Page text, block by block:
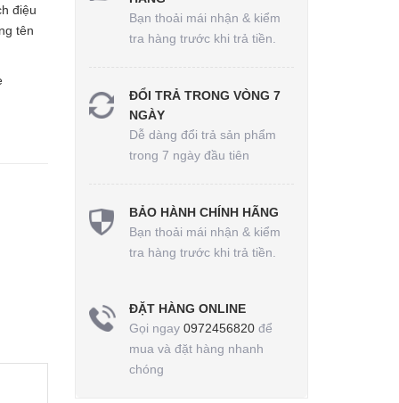
điệu
tên
Bạn thoải mái nhận & kiểm
tra hàng trước khi trả tiền.
ĐỔI TRẢ TRONG VÒNG 7
NGÀY
Dễ dàng đổi trả sản phẩm
trong 7 ngày đầu tiên
BẢO HÀNH CHÍNH HÃNG
Bạn thoải mái nhận & kiểm
tra hàng trước khi trả tiền.
ĐẶT HÀNG ONLINE
Gọi ngay 0972456820để
mua và đặt hàng nhanh
chóng